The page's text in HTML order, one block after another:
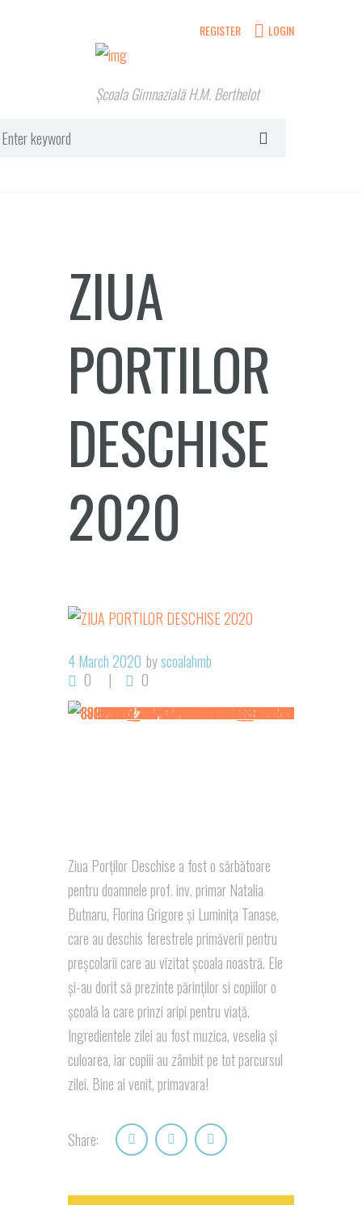
REGISTER LOGIN
Școala Gimnazială H.M. Berthelot
ZIUA
PORTILOR
DESCHISE
2020
4 March 2020 byscoalahmb
0
0
Ziua Porților Deschise a fost o sărbătoare
pentru doamnele prof. inv. primar Natalia
Butnaru, Florina Grigore și Luminița Tanase,
care au deschis ferestrele primăverii pentru
preșcolarii care au vizitat școala noastră. Ele
și-au dorit să prezinte părinților si copiilor o
școală la care prinzi aripi pentru viață.
Ingredientele zilei au fost muzica, veselia și
culoarea, iar copiii au zâmbit pe tot parcursul
zilei. Bine ai venit, primavara!
Share: